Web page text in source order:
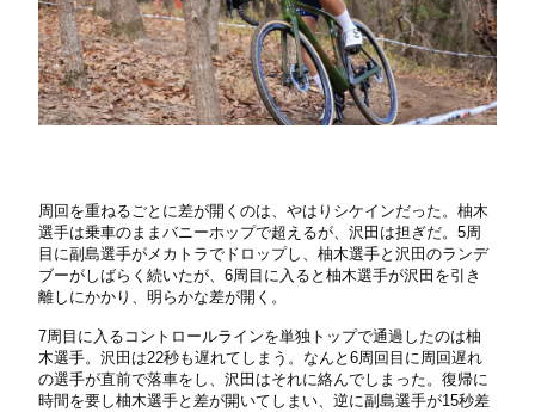
周回を重ねるごとに差が開くのは、やはりシケインだった。柚木
選手は乗車のままバニーホップで超えるが、沢田は担ぎだ。5周
目に副島選手がメカトラでドロップし、柚木選手と沢田のランデ
ブーがしばらく続いたが、6周目に入ると柚木選手が沢田を引き
離しにかかり、明らかな差が開く。
7周目に入るコントロールラインを単独トップで通過したのは柚
木選手。沢田は22秒も遅れてしまう。なんと6周回目に周回遅れ
の選手が直前で落車をし、沢田はそれに絡んでしまった。復帰に
時間を要し柚木選手と差が開いてしまい、逆に副島選手が15秒差